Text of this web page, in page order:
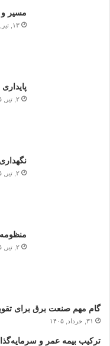
مسیر و
۱۳, تیر, ۱۴۰۵
۲, تیر, ۱۴۰۵
۲, تیر, ۱۴۰۵
منظومه
۲, تیر, ۱۴۰۵
گام مهم صنعت برق برای
۳۱, خرداد, ۱۴۰۵
ترکیب بیمه عمر و